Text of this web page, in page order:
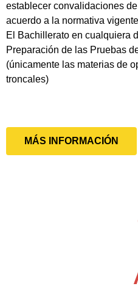
establecer convalidaciones
acuerdo a la normativa
El Bachillerato en cualquiera
Preparación de las Pruebas
(únicamente las materias de
troncales)
MÁS INFORMACIÓN